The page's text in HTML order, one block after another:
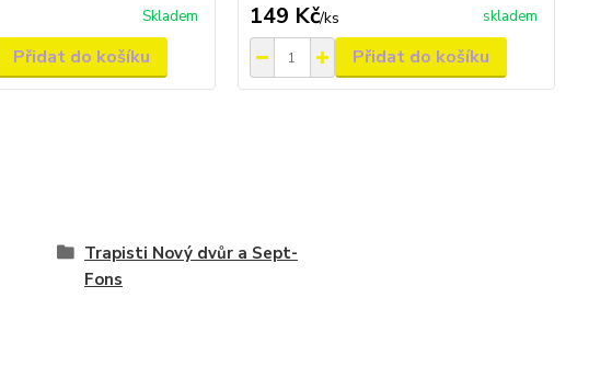
Skladem
Přidat do košíku
149 Kč/ks skladem
Přidat do košíku
Trapisti Nový dvůr a Sept-
Fons